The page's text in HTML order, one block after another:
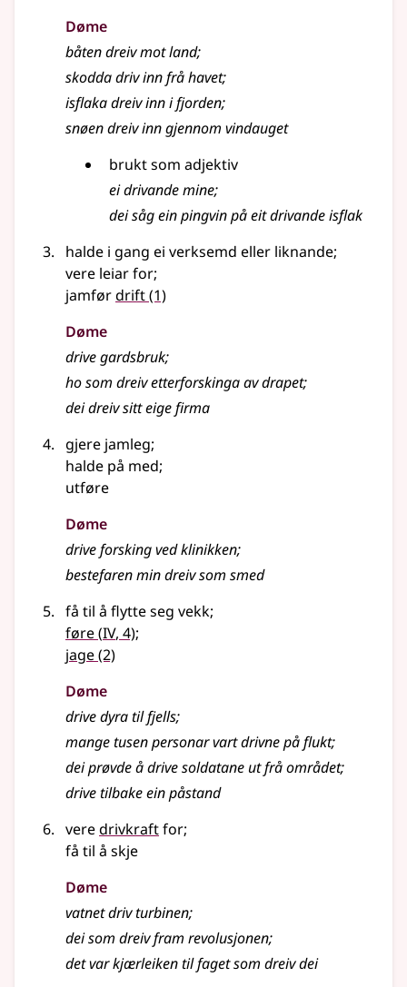
Døme
båten dreiv mot land;
skodda driv inn frå havet;
isflaka dreiv inn i fjorden;
snøen dreiv inn gjennom vindauget
brukt som adjektiv
ei drivande mine;
dei såg ein pingvin på eit drivande isflak
halde i gang ei verksemd eller liknande;
vere leiar for;
jamførdrift(1)
Døme
drive gardsbruk;
ho som dreiv etterforskinga av drapet;
dei dreiv sitt eige firma
gjere jamleg;
halde på med;
utføre
Døme
drive forsking ved klinikken;
bestefaren min dreiv som smed
få til å flytte seg vekk;
føre(4
IV, 4);
jage(2)
Døme
drive dyra til fjells;
mange tusen personar vart drivne på flukt;
dei prøvde å drive soldatane ut frå området;
drive tilbake ein påstand
veredrivkraftfor;
få til å skje
Døme
vatnet driv turbinen;
dei som dreiv fram revolusjonen;
det var kjærleiken til faget som dreiv dei